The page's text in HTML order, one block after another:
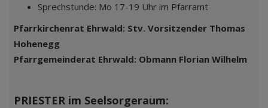
Sprechstunde: Mo 17-19 Uhr im Pfarramt
Pfarrkirchenrat Ehrwald: Stv. Vorsitzender Thomas
Hohenegg
Pfarrgemeinderat Ehrwald: Obmann Florian Wilhelm
PRIESTER im Seelsorgeraum: